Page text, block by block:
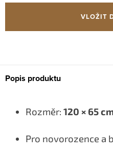
cena:
VLOŽIT
Popis produktu
Rozměr: 120 × 65
Pro novorozence a